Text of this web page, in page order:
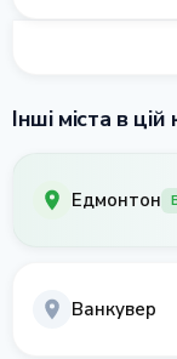
Інші міста в цій
Едмонтон
Ванкувер